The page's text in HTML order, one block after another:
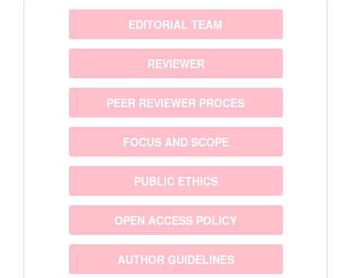
menu EDITORIAL TEAM
REVIEWER
PEER REVIEWER PROCES
FOCUS AND SCOPE
PUBLIC ETHICS
OPEN ACCESS POLICY
AUTHOR GUIDELINES